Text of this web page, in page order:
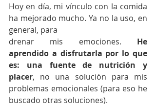
Hoy en día, mi vínculo con la comida
ha mejorado mucho. Ya no la uso, en
general, para
drenar mis emociones. He
aprendido a disfrutarla por lo que
es: una fuente de nutrición y
placer, no una solución para mis
problemas emocionales (para eso he
buscado otras soluciones).